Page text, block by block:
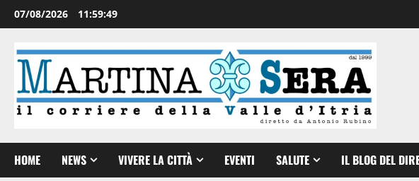
07/08/2026 11:59:50
HOME NEWS VIVERE LA CITTÀ EVENTI SALUTE IL BLOG DEL